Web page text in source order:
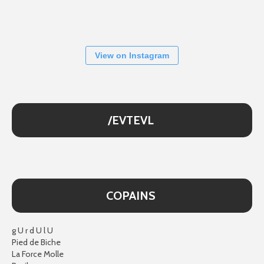
View on Instagram
/EVTEVL
COPAINS
g U r d U l U
Pied de Biche
La Force Molle